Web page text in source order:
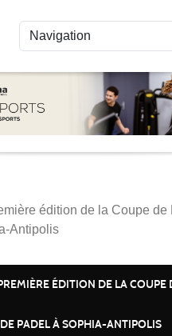
édition de la Coupe de
Antipolis
ÉDITION DE LA COUPE
PADEL À SOPHIA-ANTIPOLIS